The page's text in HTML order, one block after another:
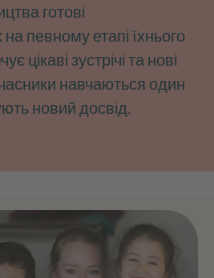
готові
певному етапі їхнього
цікаві зустрічі та нові
навчаються один
новий досвід.